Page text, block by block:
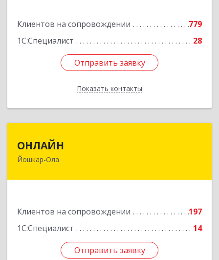
Клиентов на сопровождении
779
1С:Специалист
28
Отправить заявку
Показать контакты
Отправить заявку
Назад
ОНЛАЙН
Йошкар-Ола
Клиентов на сопровождении
197
1С:Специалист
14
Отправить заявку
424000, Марий Эл Респ, Йошкар-Ола г,
Отправить заявку